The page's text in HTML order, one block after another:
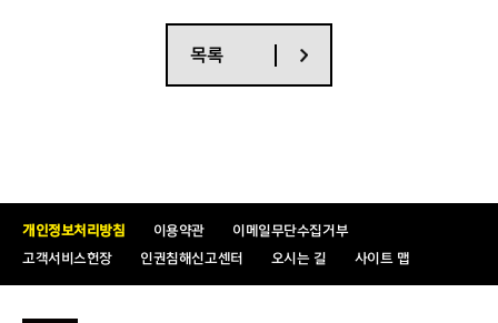
공연일시 : 2025년 1월 21일(화) ~ 2025년 3
월 30일(일)
관람시간 : 165분 (인터미션 20분 포함)
목록
개인정보처리방침 이용약관
이메일무단수집거부
고객서비스헌장
인권침해신고센터 오시는 길 사이트 맵